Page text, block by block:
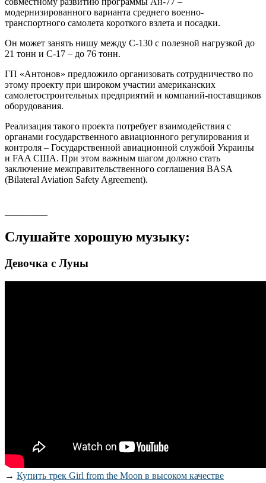
модернизированного варианта среднего военно-
транспортного самолета короткого взлета и посадки.
Он может занять нишу между С-130 с полезной нагрузкой до
21 тонн и С-17 – до 76 тонн.
ГП «Антонов» предложило организовать сотрудничество по
этому проекту при широком участии американских
самолетостроительных предприятий и компаний-поставщиков
оборудования.
Реализация такого проекта потребует взаимодействия с
органами государственного авиационного регулирования и
контроля – Государственной авиационной службой Украины
и FAA США. При этом важным шагом должно стать
заключение межправительственного соглашения BASA
(Bilateral Aviation Safety Agreement).
Слушайте хорошую музыку:
Девочка с Луны
→ Купить трек Girl from the Moon в высоком качестве